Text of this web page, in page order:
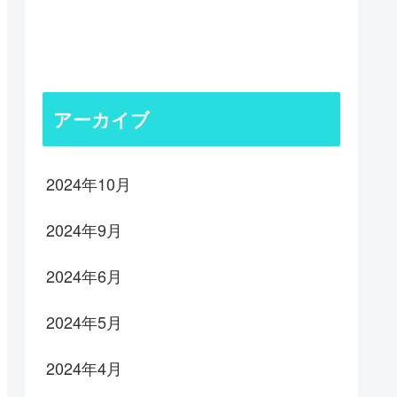
アーカイブ
2024年10月
2024年9月
2024年6月
2024年5月
2024年4月